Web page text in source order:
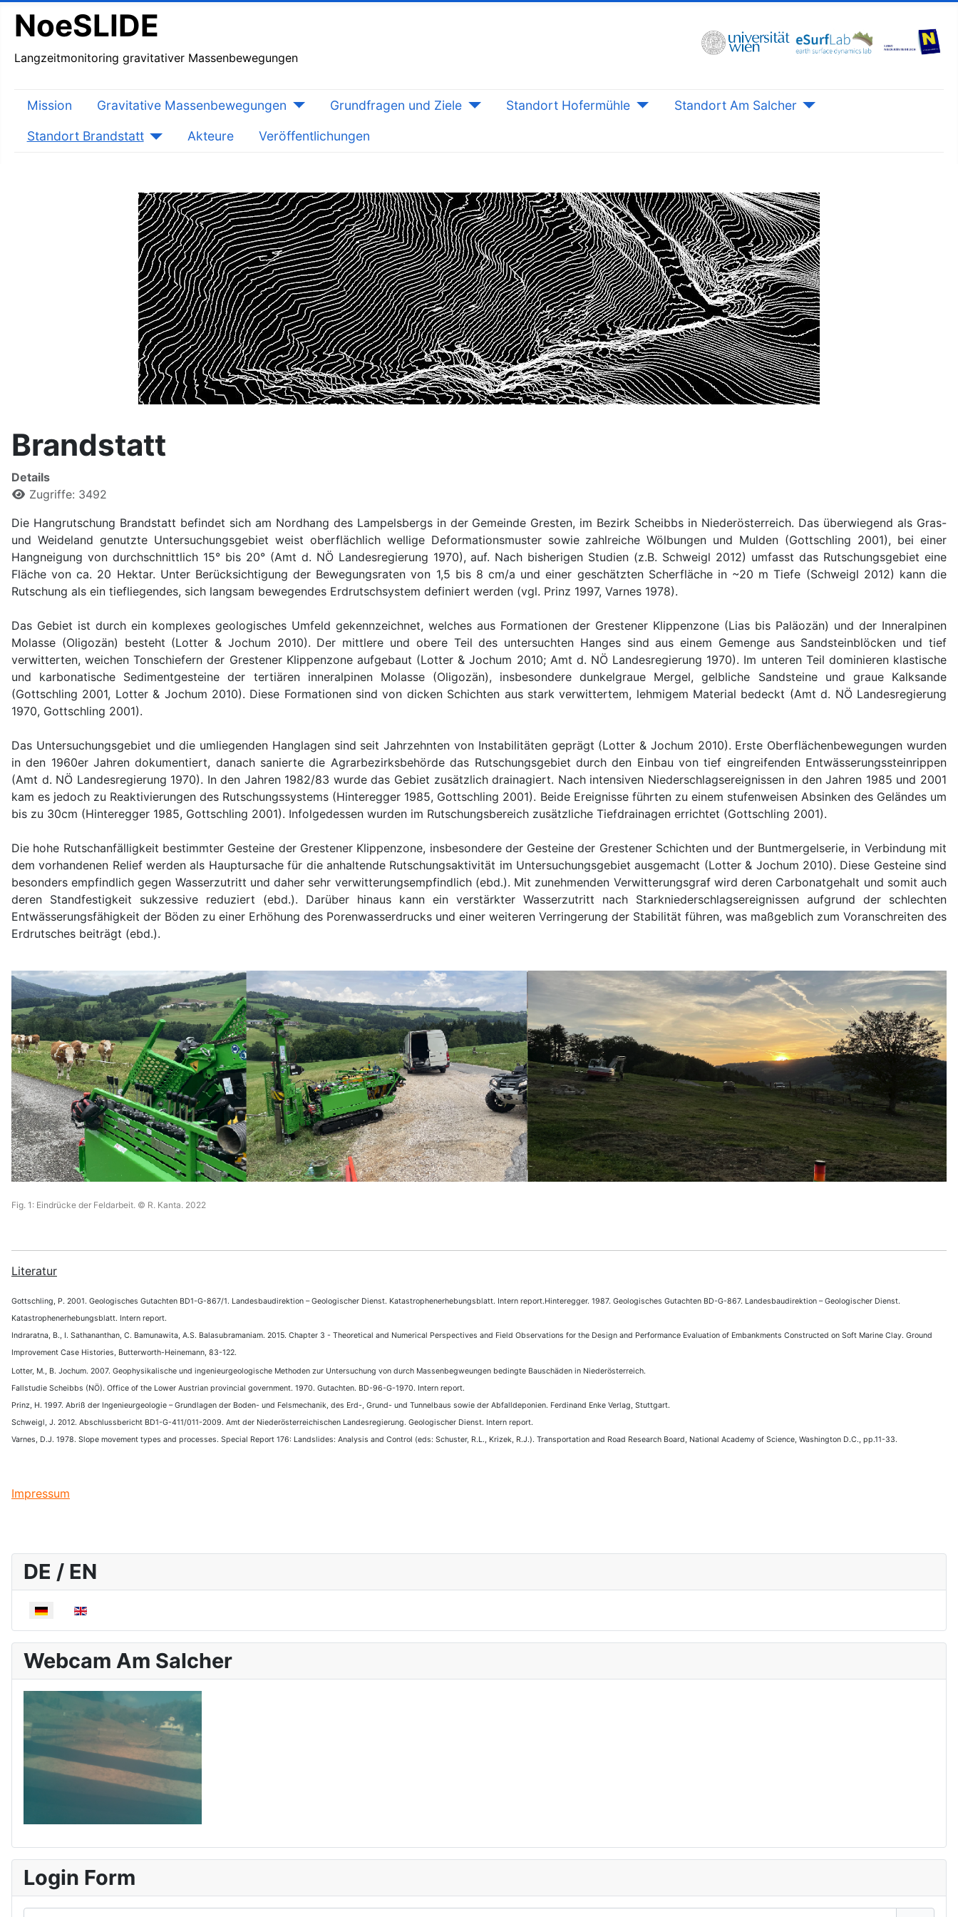
NoeSLIDE
Langzeitmonitoring gravitativer Massenbewegungen
Mission Gravitative Massenbewegungen Grundfragen und Ziele Standort Hofermühle Standort Am Salcher
Standort Brandstatt Akteure Veröffentlichungen
Brandstatt
Details
Zugriffe: 3492
Die Hangrutschung Brandstatt befindet sich am Nordhang des Lampelsbergs in der Gemeinde Gresten, im Bezirk Scheibbs in Niederösterreich. Das überwiegend als Gras-
und Weideland genutzte Untersuchungsgebiet weist oberflächlich wellige Deformationsmuster sowie zahlreiche Wölbungen und Mulden (Gottschling 2001), bei einer
Hangneigung von durchschnittlich 15° bis 20° (Amt d. NÖ Landesregierung 1970), auf. Nach bisherigen Studien (z.B. Schweigl 2012) umfasst das Rutschungsgebiet eine
Fläche von ca. 20 Hektar. Unter Berücksichtigung der Bewegungsraten von 1,5 bis 8 cm/a und einer geschätzten Scherfläche in ~20 m Tiefe (Schweigl 2012) kann die
Rutschung als ein tiefliegendes, sich langsam bewegendes Erdrutschsystem definiert werden (vgl. Prinz 1997, Varnes 1978).
Das Gebiet ist durch ein komplexes geologisches Umfeld gekennzeichnet, welches aus Formationen der Grestener Klippenzone (Lias bis Paläozän) und der Inneralpinen
Molasse (Oligozän) besteht (Lotter & Jochum 2010). Der mittlere und obere Teil des untersuchten Hanges sind aus einem Gemenge aus Sandsteinblöcken und tief
verwitterten, weichen Tonschiefern der Grestener Klippenzone aufgebaut (Lotter & Jochum 2010; Amt d. NÖ Landesregierung 1970). Im unteren Teil dominieren klastische
und karbonatische Sedimentgesteine der tertiären inneralpinen Molasse (Oligozän), insbesondere dunkelgraue Mergel, gelbliche Sandsteine und graue Kalksande
(Gottschling 2001, Lotter & Jochum 2010). Diese Formationen sind von dicken Schichten aus stark verwittertem, lehmigem Material bedeckt (Amt d. NÖ Landesregierung
1970, Gottschling 2001).
Das Untersuchungsgebiet und die umliegenden Hanglagen sind seit Jahrzehnten von Instabilitäten geprägt (Lotter & Jochum 2010). Erste Oberflächenbewegungen wurden
in den 1960er Jahren dokumentiert, danach sanierte die Agrarbezirksbehörde das Rutschungsgebiet durch den Einbau von tief eingreifenden Entwässerungssteinrippen
(Amt d. NÖ Landesregierung 1970). In den Jahren 1982/83 wurde das Gebiet zusätzlich drainagiert. Nach intensiven Niederschlagsereignissen in den Jahren 1985 und 2001
kam es jedoch zu Reaktivierungen des Rutschungssystems (Hinteregger 1985, Gottschling 2001). Beide Ereignisse führten zu einem stufenweisen Absinken des Geländes um
bis zu 30cm (Hinteregger 1985, Gottschling 2001). Infolgedessen wurden im Rutschungsbereich zusätzliche Tiefdrainagen errichtet (Gottschling 2001).
Die hohe Rutschanfälligkeit bestimmter Gesteine der Grestener Klippenzone, insbesondere der Gesteine der Grestener Schichten und der Buntmergelserie, in Verbindung mit
dem vorhandenen Relief werden als Hauptursache für die anhaltende Rutschungsaktivität im Untersuchungsgebiet ausgemacht (Lotter & Jochum 2010). Diese Gesteine sind
besonders empfindlich gegen Wasserzutritt und daher sehr verwitterungsempfindlich (ebd.). Mit zunehmenden Verwitterungsgraf wird deren Carbonatgehalt und somit auch
deren Standfestigkeit sukzessive reduziert (ebd.). Darüber hinaus kann ein verstärkter Wasserzutritt nach Starkniederschlagsereignissen aufgrund der schlechten
Entwässerungsfähigkeit der Böden zu einer Erhöhung des Porenwasserdrucks und einer weiteren Verringerung der Stabilität führen, was maßgeblich zum Voranschreiten des
Erdrutsches beiträgt (ebd.).
Fig. 1: Eindrücke der Feldarbeit. © R. Kanta. 2022
Literatur
Gottschling, P. 2001. Geologisches Gutachten BD1-G-867/1. Landesbaudirektion – Geologischer Dienst. Katastrophenerhebungsblatt. Intern report.Hinteregger. 1987. Geologisches Gutachten BD-G-867. Landesbaudirektion – Geologischer Dienst.
Katastrophenerhebungsblatt. Intern report.
Indraratna, B., I. Sathananthan, C. Bamunawita, A.S. Balasubramaniam. 2015. Chapter 3 - Theoretical and Numerical Perspectives and Field Observations for the Design and Performance Evaluation of Embankments Constructed on Soft Marine Clay. Ground
Improvement Case Histories, Butterworth-Heinemann, 83-122.
Lotter, M., B. Jochum. 2007. Geophysikalische und ingenieurgeologische Methoden zur Untersuchung von durch Massenbegweungen bedingte Bauschäden in Niederösterreich.
Fallstudie Scheibbs (NÖ). Office of the Lower Austrian provincial government. 1970. Gutachten. BD-96-G-1970. Intern report.
Prinz, H. 1997. Abriß der Ingenieurgeologie – Grundlagen der Boden- und Felsmechanik, des Erd-, Grund- und Tunnelbaus sowie der Abfalldeponien. Ferdinand Enke Verlag, Stuttgart.
Schweigl, J. 2012. Abschlussbericht BD1-G-411/011-2009. Amt der Niederösterreichischen Landesregierung. Geologischer Dienst. Intern report.
Varnes, D.J. 1978. Slope movement types and processes. Special Report 176: Landslides: Analysis and Control (eds: Schuster, R.L., Krizek, R.J.). Transportation and Road Research Board, National Academy of Science, Washington D.C., pp.11-33.
Impressum
DE / EN
Sprache auswählen
Webcam Am Salcher
Login Form